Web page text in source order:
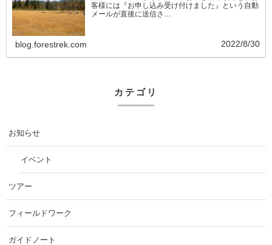
客様には『お申し込み受け付けました』という自動
メールが直後に送信さ…
blog.forestrek.com 2022/8/30
カテゴリ
お知らせ
イベント
ツアー
フィールドワーク
ガイドノート